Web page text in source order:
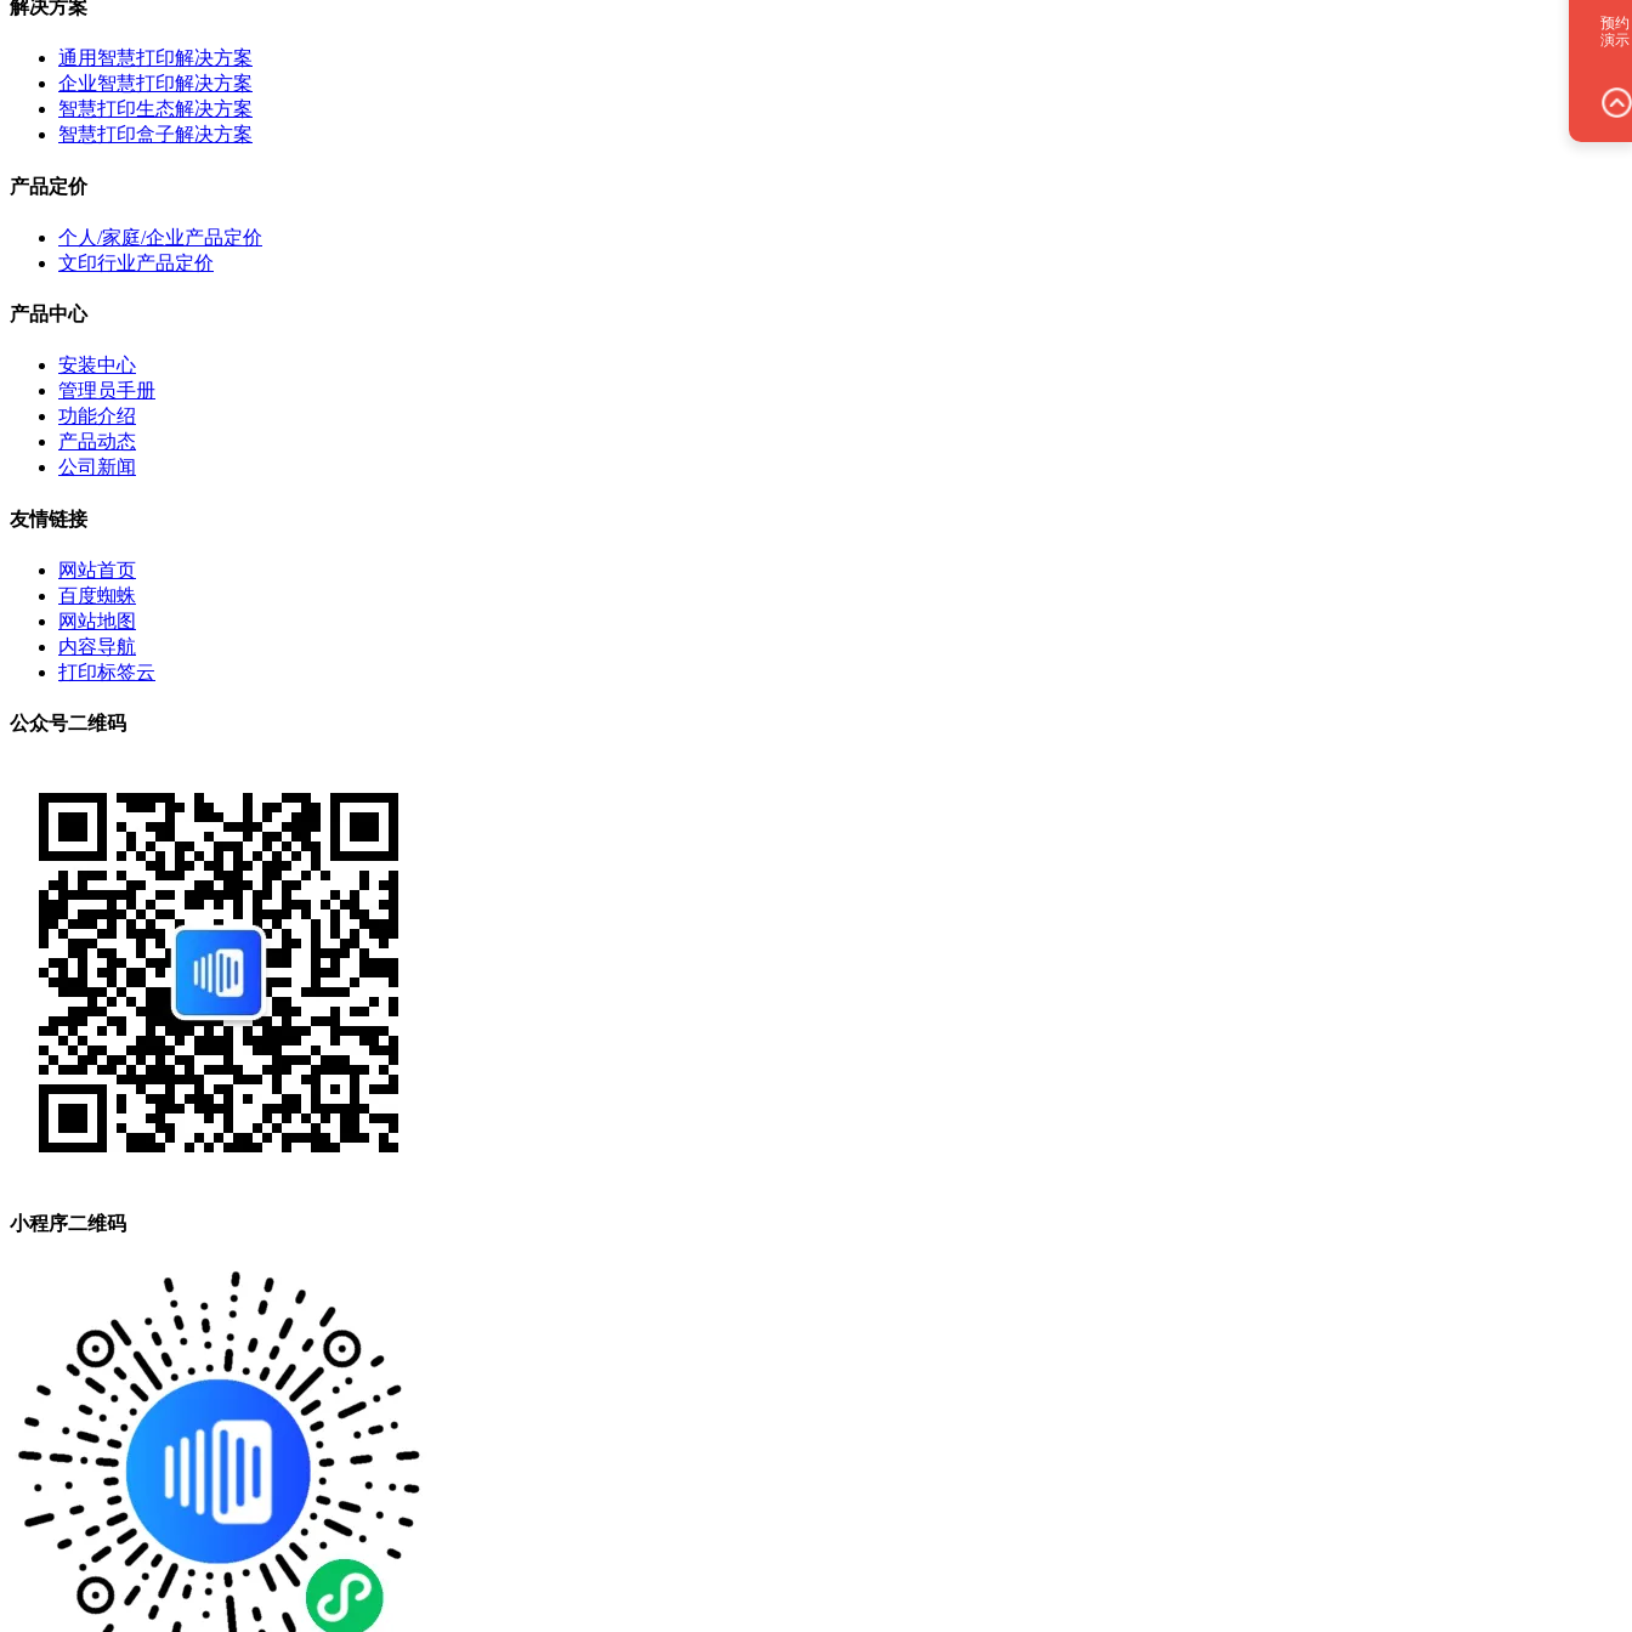
解决方案
通用智慧打印解决方案
企业智慧打印解决方案
智慧打印生态解决方案
智慧打印盒子解决方案
产品定价
个人/家庭/企业产品定价
文印行业产品定价
产品中心
安装中心
管理员手册
功能介绍
产品动态
公司新闻
友情链接
网站首页
百度蜘蛛
网站地图
内容导航
打印标签云
公众号二维码
小程序二维码
预约
演示